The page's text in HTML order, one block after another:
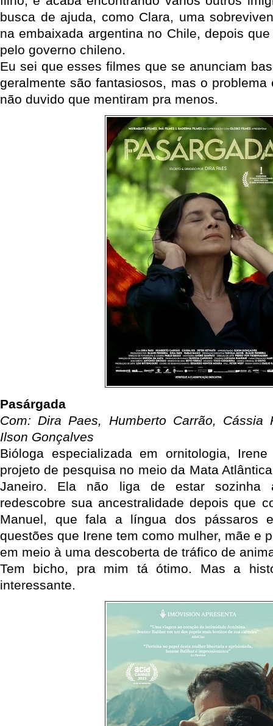
busca de ajuda, como Clara, uma
na embaixada argentina no Chile, depois
pelo governo chileno.
Eu sei que esses filmes que se anunciam
geralmente são fantasiosos, mas o
não duvido que mentiram pra menos.
Pasárgada
Com: Dira Paes, Humberto Carrão, Cássia
Ilson Gonçalves
Bióloga especializada em ornitologia,
projeto de pesquisa no meio da Mata
Janeiro. Ela não liga de estar sozinha
redescobre sua ancestralidade depois que
Manuel, que fala a língua dos pássaros
questões que Irene tem como mulher, mãe e
em meio à uma descoberta de tráfico de
Tem bicho, pra mim tá ótimo. Mas a
interessante.